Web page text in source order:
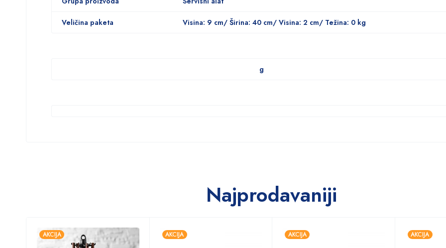
Veličina paketa Visina: 9 cm/ Širina: 40 cm/ Visina: 2 cm/ Težina: 0 kg
g
Najprodavaniji
AKCIJA AKCIJA AKCIJA AKCIJA